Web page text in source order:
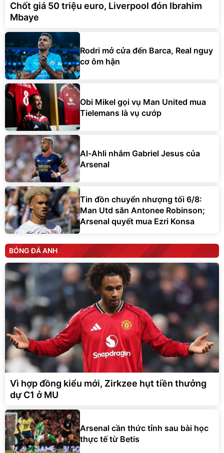
Chốt giá 50 triệu euro, Liverpool đón Ibrahim
Mbaye
Rodri mở cửa đến Barca, Real nguy
cơ ôm hận
Obi Mikel gọi vụ Man United mua
Tielemans là vụ cướp
Al-Ahli nhắm Gabriel Jesus của
Arsenal
Tin đồn chuyển nhượng tối 6/8:
Man Utd săn Antonee Robinson;
Arsenal quyết mua Ezri Konsa
BÓNG ĐÁ ANH
Vì hợp đồng kiểu mới, Zirkzee hụt tiền thưởng
dự C1 ở MU
Arsenal cần thức tỉnh sau bài học
thực tế từ Betis